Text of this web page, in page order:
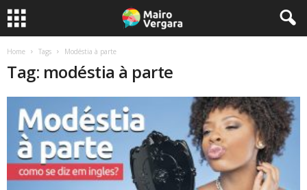
Home Tags Modéstia à parte
Tag: modéstia à parte